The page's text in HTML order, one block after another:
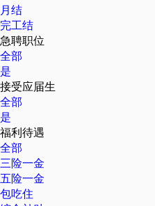
月结
完工结
急聘职位
全部
是
接受应届生
全部
是
福利待遇
全部
三险一金
五险一金
包吃住